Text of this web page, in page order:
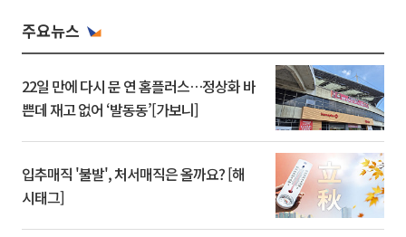
주요뉴스
22일 만에 다시 문 연 홈플러스…정상화 바
쁜데 재고 없어 ‘발동동’[가보니]
입추매직 '불발', 처서매직은 올까요? [해
시태그]